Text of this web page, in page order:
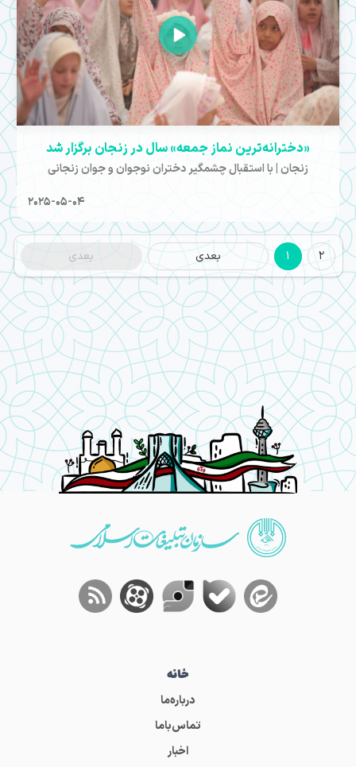
«دخترانه‌ترین نماز جمعه» سال در زنجان برگزار شد
زنجان | با استقبال چشمگیر دختران نوجوان و جوان زنجانی
2025-05-04
بعدی بعدی 1 2
خانه
درباره‌ما
تماس‌باما
اخبار